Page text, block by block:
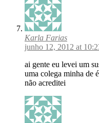
Karla Farias
junho 12, 2012 at
ai gente eu levei um
uma colega minha de
não acreditei